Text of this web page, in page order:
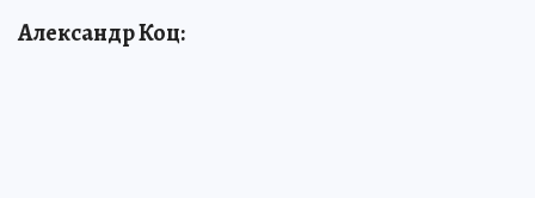
Александр Коц: